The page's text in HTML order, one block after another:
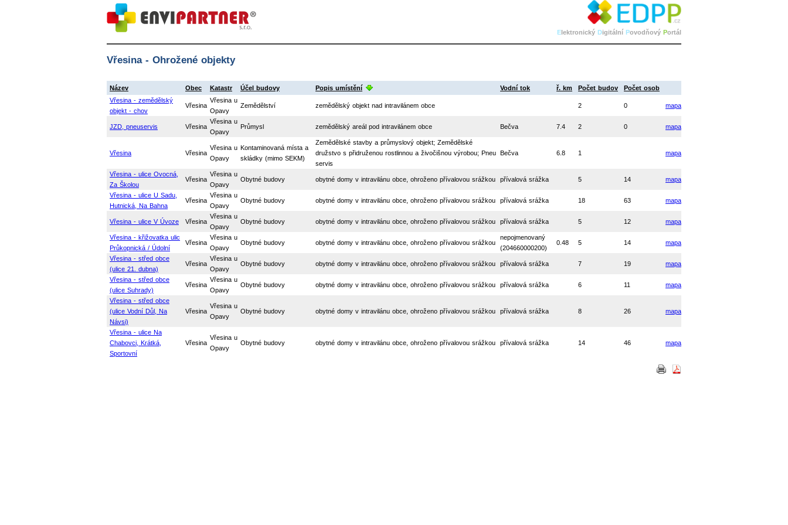
Elektronický Digitální Povodňový Portál
Vřesina - Ohrožené objekty
Název Obec Katastr Účel budovy Popis umístění Vodní tok ř. km Počet budov
Počet osob
Vřesina - zemědělský
objekt - chov
Vřesina
Vřesina u
Opavy
Zemědělství zemědělský objekt nad intravilánem obce 2 0 mapa
JZD, pneuservis Vřesina
Vřesina u
Opavy
Průmysl zemědělský areál pod intravilánem obce Bečva 7.4 2 0 mapa
Vřesina Vřesina
Vřesina u
Opavy
Kontaminovaná místa a
skládky (mimo SEKM)
Zemědělské stavby a průmyslový objekt; Zemědělské
družstvo s přidruženou rostlinnou a živočišnou výrobou; Pneu
servis
Bečva 6.8 1 mapa
Vřesina - ulice Ovocná,
Za Školou
Vřesina
Vřesina u
Opavy
Obytné budovy obytné domy v intravilánu obce, ohroženo přívalovou srážkou přívalová srážka 5 14 mapa
Vřesina - ulice U Sadu,
Hutnická, Na Bahna
Vřesina
Vřesina u
Opavy
Obytné budovy obytné domy v intravilánu obce, ohroženo přívalovou srážkou přívalová srážka 18 63 mapa
Vřesina - ulice V Úvoze Vřesina
Vřesina u
Opavy
Obytné budovy obytné domy v intravilánu obce, ohroženo přívalovou srážkou přívalová srážka 5 12 mapa
Vřesina - křižovatka ulic
Průkopnická / Údolní
Vřesina
Vřesina u
Opavy
Obytné budovy obytné domy v intravilánu obce, ohroženo přívalovou srážkou
nepojmenovaný
(204660000200)
0.48 5 14 mapa
Vřesina - střed obce
(ulice 21. dubna)
Vřesina
Vřesina u
Opavy
Obytné budovy obytné domy v intravilánu obce, ohroženo přívalovou srážkou přívalová srážka 7 19 mapa
Vřesina - střed obce
(ulice Suhrady)
Vřesina
Vřesina u
Opavy
Obytné budovy obytné domy v intravilánu obce, ohroženo přívalovou srážkou přívalová srážka 6 11 mapa
Vřesina - střed obce
(ulice Vodní Důl, Na
Návsi)
Vřesina
Vřesina u
Opavy
Obytné budovy obytné domy v intravilánu obce, ohroženo přívalovou srážkou přívalová srážka 8 26 mapa
Vřesina - ulice Na
Chabovci, Krátká,
Sportovní
Vřesina
Vřesina u
Opavy
Obytné budovy obytné domy v intravilánu obce, ohroženo přívalovou srážkou přívalová srážka 14 46 mapa